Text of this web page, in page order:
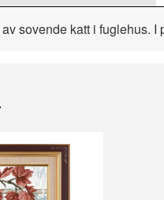
sovende katt i fuglehus.